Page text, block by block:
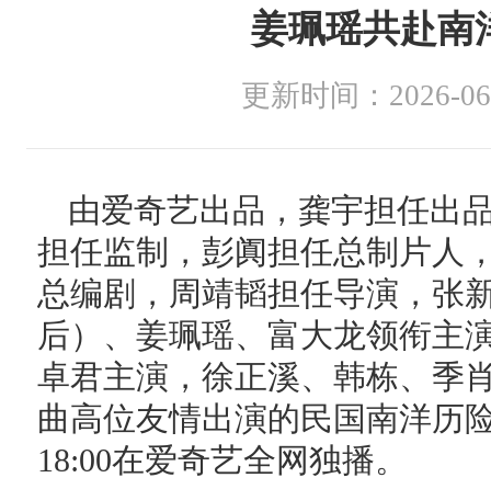
姜珮瑶共赴南
更新时间：2026-
由爱奇艺出品，龚宇担任出
担任监制，彭阗担任总制片人
总编剧，周靖韬担任导演，张
后）、姜珮瑶、富大龙领衔主
卓君主演，徐正溪、韩栋、季
曲高位友情出演的民国南洋历
18:00在爱奇艺全网独播。